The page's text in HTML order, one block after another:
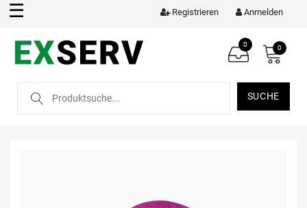
☰ Anmelden
Registrieren
SUCHE
0 0